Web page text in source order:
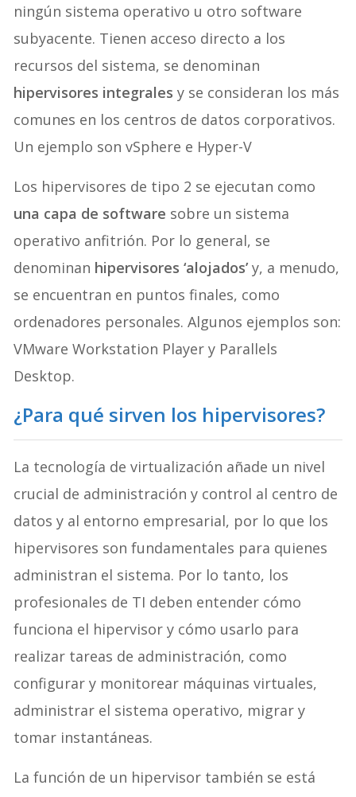
ningún sistema operativo u otro software
subyacente. Tienen acceso directo a los
recursos del sistema, se denominan
hipervisores integrales y se consideran los más
comunes en los centros de datos corporativos.
Un ejemplo son vSphere e Hyper-V
Los hipervisores de tipo 2 se ejecutan como
una capa de software sobre un sistema
operativo anfitrión. Por lo general, se
denominan hipervisores ‘alojados’ y, a menudo,
se encuentran en puntos finales, como
ordenadores personales. Algunos ejemplos son:
VMware Workstation Player y Parallels
Desktop.
¿Para qué sirven los hipervisores?
La tecnología de virtualización añade un nivel
crucial de administración y control al centro de
datos y al entorno empresarial, por lo que los
hipervisores son fundamentales para quienes
administran el sistema. Por lo tanto, los
profesionales de TI deben entender cómo
funciona el hipervisor y cómo usarlo para
realizar tareas de administración, como
configurar y monitorear máquinas virtuales,
administrar el sistema operativo, migrar y
tomar instantáneas.
La función de un hipervisor también se está